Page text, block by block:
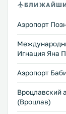
Аэропорт
Игнация Яна
Аэропорт
Вроцлавский
(Вроцлав)